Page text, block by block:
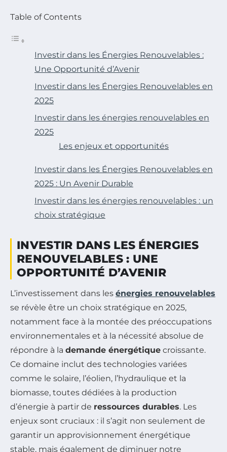
Table of Contents
Investir dans les Énergies Renouvelables :
Une Opportunité d’Avenir
Investir dans les Énergies Renouvelables en
2025
Investir dans les énergies renouvelables en
2025
Les enjeux et opportunités
Investir dans les Énergies Renouvelables en
2025 : Un Avenir Durable
Investir dans les énergies renouvelables : un
choix stratégique
INVESTIR DANS LES ÉNERGIES
RENOUVELABLES : UNE
OPPORTUNITÉ D’AVENIR
L’investissement dans les énergies renouvelables
se révèle être un choix stratégique en 2025,
notamment face à la montée des préoccupations
environnementales et à la nécessité absolue de
répondre à la demande énergétique croissante.
Ce domaine inclut des technologies variées
comme le solaire, l’éolien, l’hydraulique et la
biomasse, toutes dédiées à la production
d’énergie à partir de ressources durables. Les
enjeux sont cruciaux : il s’agit non seulement de
garantir un approvisionnement énergétique
stable, mais également de diminuer notre